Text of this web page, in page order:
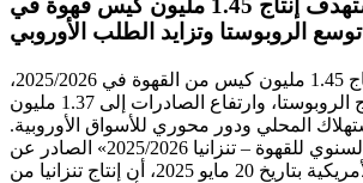
تنزانيا تستهدف إنتاج 1.45 مليون كيس قهوة في
تتوقع تنزانيا إنتاج 1.45 مليون كيس من القهوة في 2025/2026،
مدفوعة بزيادة إنتاج الروبوستا، وارتفاع الصادرات إلى 1.37 مليون
المحلي ودور محوري للأسواق الأوروبية.
أظهر تقرير «التقرير السنوي للقهوة – تنزانيا 2025/2026» الصادر عن
وزارة الزراعة الأمريكية بتاريخ 20 مايو 2025، أن إنتاج تنزانيا من